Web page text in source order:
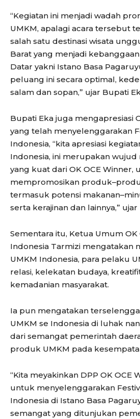
“Kegiatan ini menjadi wadah
UMKM, apalagi acara tersebut
salah satu destinasi wisata
Barat yang menjadi
Datar yakni Istano Basa
peluang ini secara optimal,
salam dan sopan,” ujar Bupati
Bupati Eka juga mengapresiasi
yang telah menyelenggarakan
Indonesia, “kita apresiasi
Indonesia, ini merupakan wujud
yang kuat dari OK OCE Winner,
mempromosikan
termasuk potensi
serta kerajinan dan lainnya,” ujar
Sementara itu, Ketua Umum OK
Indonesia Tarmizi mengatakan
UMKM Indonesia, para pelaku
relasi, kelekatan budaya,
kemadanian masyarakat.
Ia pun mengatakan
UMKM se Indonesia di luhak
dari semangat pemerintah
produk UMKM pada
“Kita meyakinkan DPP OK OCE
untuk menyelenggarakan
Indonesia di Istano Basa
semangat yang ditunjukan